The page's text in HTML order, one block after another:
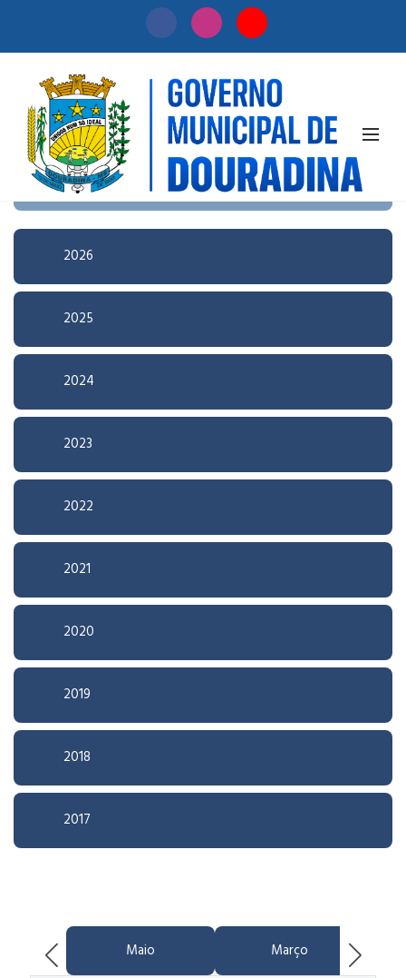
Início / Licitação
Pesquisa Avançada
2026
2025
2024
2023
2022
2021
2020
2019
2018
2017
Maio Março